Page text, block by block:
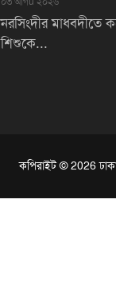
নরসিংদীর মাধবদীতে
শিশুকে...
কপিরাইট © 2026